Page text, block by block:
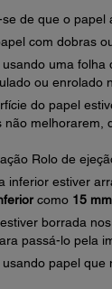
de que o papel
com dobras
uma
ou enrolado
do papel
não melhorarem,
Rolo de
inferior estiver
como 15 mm
borrada
passá-lo pela
papel